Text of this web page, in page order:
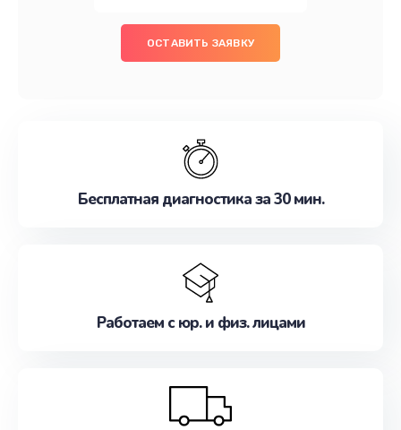
ОСТАВИТЬ ЗАЯВКУ
Бесплатная диагностика за 30 мин.
Работаем с юр. и физ. лицами